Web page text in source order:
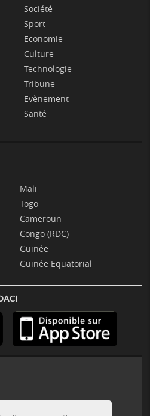
Société
Sport
Economie
Culture
Technologie
Tribune
Evènement
Santé
Mali
Togo
Cameroun
Congo (RDC)
Guinée
Guinée Equatorial